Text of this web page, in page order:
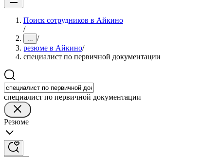
Поиск сотрудников в Айкино
/
... /
резюме в Айкино/
специалист по первичной документации
специалист по первичной документации
Резюме